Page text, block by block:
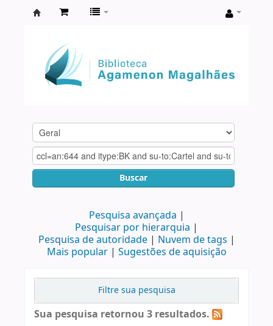
Agamenon
Magalhães
Buscar
Pesquisa avançada
Pesquisar por hierarquia
Pesquisa de autoridade
Nuvem de tags
Mais popular
Sugestões de aquisição
Filtre sua pesquisa
Sua pesquisa retornou 3 resultados.